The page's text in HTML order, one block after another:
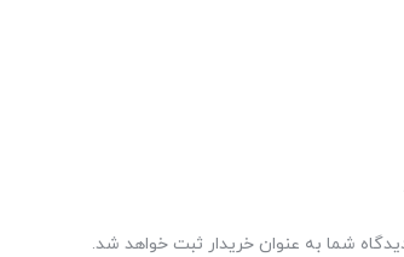
شما به عنوان خریدار ثبت خواهد شد.